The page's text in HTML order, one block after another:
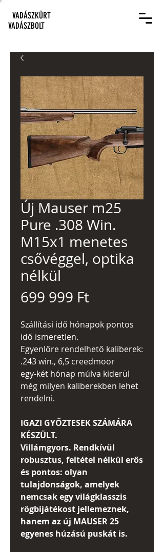
VADÁSZKÜRT
VADÁSZBOLT
Új Mauser m25
Pure .308 Win.
M15x1 menetes
csővéggel, optika
nélkül
699 999 FtÁr
Szállítási idő hónapok pontos
idő ismeretlen.
Egyenlőre rendelhető kaliberek:
.243 win., 6,5 creedmoor
egy-két hónap múlva kiderül
még milyen kaliberekben lehet
rendelni.
IGAZI GYŐZTESEK SZÁMÁRA
KÉSZÜLT.
Villámgyors. Rendkívül
robusztus, feltétel nélkül erős
és pontos: olyan
tulajdonságok, amelyek
nemcsak egy világklasszis
rögbijátékost jellemeznek,
hanem az új MAUSER 25
egyenes húzású puskát is.